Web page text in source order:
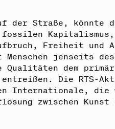
der Straße, könnte
fossilen
Freiheit und
Menschen jenseits
Qualitäten dem
entreißen. Die RTS-
Internationale, die
zwischen